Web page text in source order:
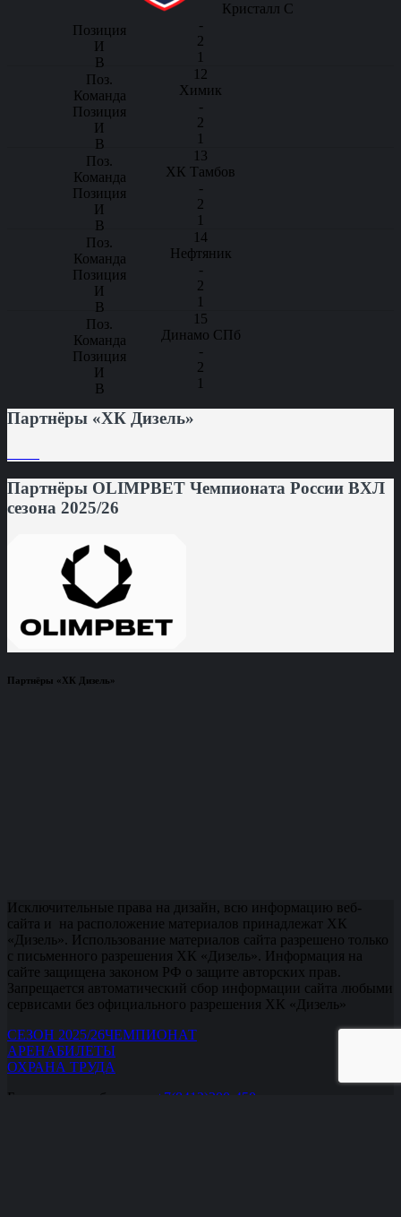
Кристалл С
-
2
1
12
Химик
-
2
1
13
ХК Тамбов
-
2
1
14
Нефтяник
-
2
1
15
Динамо СПб
-
2
1
Партнёры «ХК Дизель»
Партнёры OLIMPBET Чемпионата России ВХЛ
сезона 2025/26
Партнёры «ХК Дизель»
Исключительные права на дизайн, всю информацию веб-
сайта и на расположение материалов принадлежат ХК
«Дизель». Использование материалов сайта разрешено только
с письменного разрешения ХК «Дизель». Информация на
сайте защищена законом РФ о защите авторских прав.
Запрещается автоматический сбор информации сайта любыми
сервисами без официального разрешения ХК «Дизель»
СЕЗОН 2025/26ЧЕМПИОНАТ
АРЕНАБИЛЕТЫ
ОХРАНА ТРУДА
Бронирование билетов:
+7(8412)200-450.